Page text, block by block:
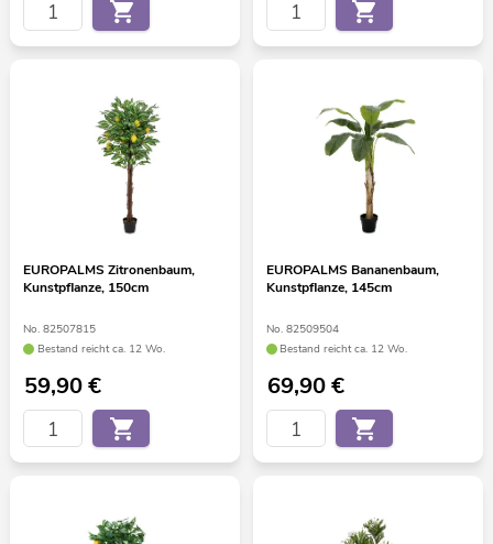
EUROPALMS Zitronenbaum,
Kunstpflanze, 150cm
No. 82507815
Bestand reicht ca. 12 Wo.
59,90€
EUROPALMS Bananenbaum,
Kunstpflanze, 145cm
No. 82509504
Bestand reicht ca. 12 Wo.
69,90€